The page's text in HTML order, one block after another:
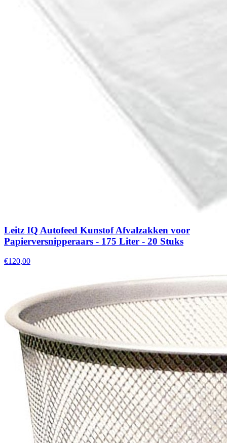
Leitz IQ Autofeed Kunstof Afvalzakken voor
Papierversnipperaars - 175 Liter - 20 Stuks
€120,00